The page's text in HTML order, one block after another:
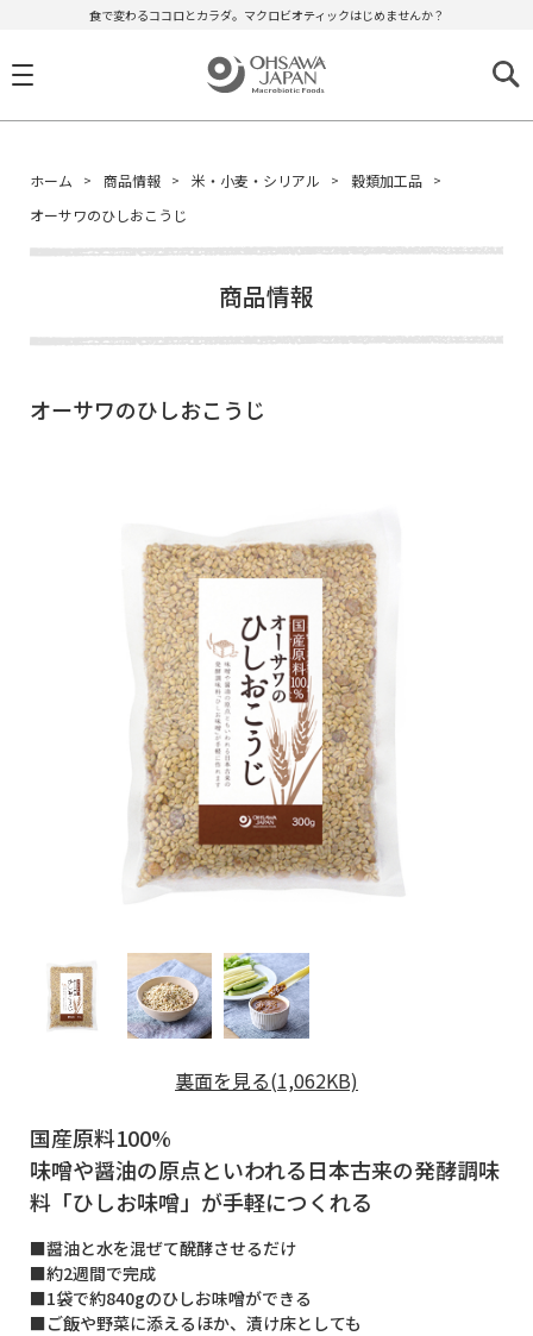
食で変わるココロとカラダ。マクロビオティックはじめませんか？
ホーム 商品情報 米・小麦・シリアル
穀類加工品
オーサワのひしおこうじ
商品情報
オーサワのひしおこうじ
裏面を見る(1,062KB)
国産原料100%
味噌や醤油の原点といわれる日本古来の発酵調味
料「ひしお味噌」が手軽につくれる
■醤油と水を混ぜて醗酵させるだけ
■約2週間で完成
■1袋で約840gのひしお味噌ができる
■ご飯や野菜に添えるほか、漬け床としても